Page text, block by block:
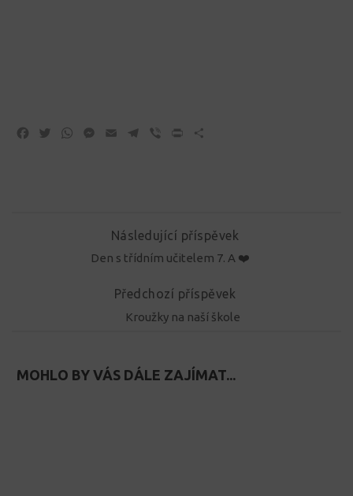
Facebook
TwitterWhatsApp
Messenger
Email Telegram
Viber Print
Následující příspěvek
Den s třídním učitelem 7. A ❤️
Předchozí příspěvek
Kroužky na naší škole
MOHLO BY VÁS DÁLE ZAJÍMAT...